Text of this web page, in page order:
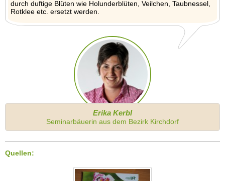
durch duftige Blüten wie Holunderblüten, Veilchen, Taubnessel,
Rotklee etc. ersetzt werden.
Erika Kerbl
Seminarbäuerin aus dem Bezirk Kirchdorf
Quellen: